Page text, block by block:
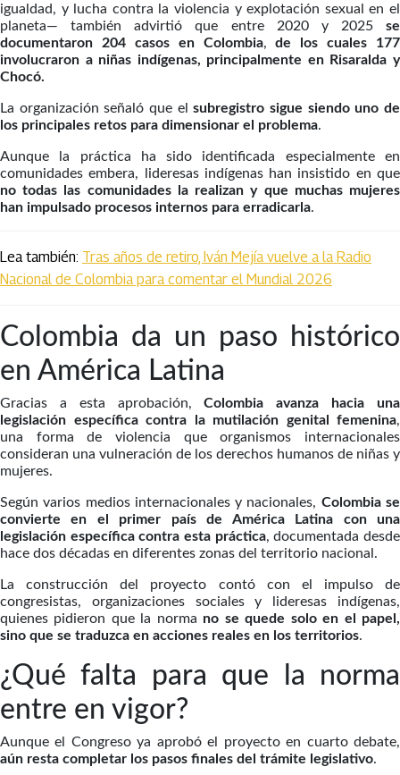
igualdad, y lucha contra la violencia y explotación sexual en el
planeta— también advirtió que entre 2020 y 2025 se
documentaron 204 casos en Colombia,de los cuales 177
involucraron a niñas indígenas, principalmente en Risaralda y
Chocó.
La organización señaló que elsubregistro sigue siendo uno de
los principales retos para dimensionar el problema.
Aunque la práctica ha sido identificada especialmente en
comunidades embera, lideresas indígenas han insistido en que
no todas las comunidades la realizan y que muchas mujeres
han impulsado procesos internos para erradicarla.
Lea también: Tras años de retiro, Iván Mejía vuelve a la Radio
Nacional de Colombia para comentar el Mundial 2026
Colombia da un paso histórico
en América Latina
Gracias a esta aprobación,Colombia avanza hacia una
legislación específica contra la mutilación genital femenina,
una forma de violencia que organismos internacionales
consideran una vulneración de los derechos humanos de niñas y
mujeres.
Según varios medios internacionales y nacionales, Colombia se
convierte en el primer país de América Latina con una
legislación específica contra esta práctica, documentada desde
hace dos décadas en diferentes zonas del territorio nacional.
La construcción del proyecto contó con el impulso de
congresistas, organizaciones sociales y lideresas indígenas,
quienes pidieron que la norma no se quede solo en el papel,
sino que se traduzca en acciones reales en los territorios.
¿Qué falta para que la norma
entre en vigor?
Aunque el Congreso ya aprobó el proyecto en cuarto debate,
aún resta completar los pasos finales del trámite legislativo.